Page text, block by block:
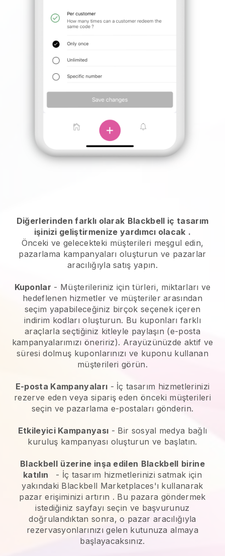
Diğerlerinden farklı olarak Blackbell iç tasarım
işinizi geliştirmenize yardımcı olacak .
Önceki ve gelecekteki müşterileri meşgul edin,
pazarlama kampanyaları oluşturun ve pazarlar
aracılığıyla satış yapın.
Kuponlar - Müşterileriniz için türleri, miktarları ve
hedeflenen hizmetler ve müşteriler arasından
seçim yapabileceğiniz birçok seçenek içeren
indirim kodları oluşturun. Bu kuponları farklı
araçlarla seçtiğiniz kitleyle paylaşın (e-posta
kampanyalarımızı öneririz). Arayüzünüzde aktif ve
süresi dolmuş kuponlarınızı ve kuponu kullanan
müşterileri görün.
E-posta Kampanyaları - İç tasarım hizmetlerinizi
rezerve eden veya sipariş eden önceki müşterileri
seçin ve pazarlama e-postaları gönderin.
Etkileyici Kampanyası - Bir sosyal medya bağlı
kuruluş kampanyası oluşturun ve başlatın.
Blackbell üzerine inşa edilen Blackbell birine
katılın
- İç tasarım hizmetlerinizi satmak için
yakındaki Blackbell Marketplaces'ı kullanarak
pazar erişiminizi artırın . Bu pazara göndermek
istediğiniz sayfayı seçin ve başvurunuz
doğrulandıktan sonra, o pazar aracılığıyla
rezervasyonlarınızı gelen kutunuza almaya
başlayacaksınız.